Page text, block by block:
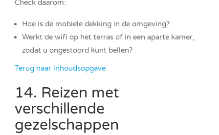
Check daarom:
Hoe is de mobiele dekking in de omgeving?
Werkt de wifi op het terras of in een aparte kamer,
zodat u ongestoord kunt bellen?
Terug naar inhoudsopgave
14. Reizen met
verschillende
gezelschappen